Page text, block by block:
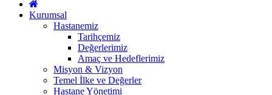
Kurumsal
Hastanemiz
Tarihçemiz
Değerlerimiz
Amaç ve Hedeflerimiz
Misyon & Vizyon
Temel İlke ve Değerler
Hastane Yönetimi